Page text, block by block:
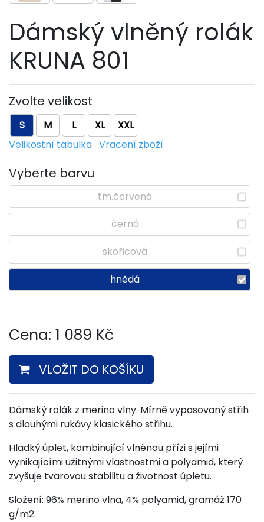
Dámský vlněný rolák
KRUNA 801
Zvolte velikost
S M L XL
XXL
Velikostní tabulka Vracení zboží
Vyberte barvu
tm.červená
černá
skořicová
hnědá
Cena: 1 089 Kč
VLOŽIT DO KOŠÍKU
Dámský rolák z merino vlny. Mírně vypasovaný střih
s dlouhými rukávy klasického střihu.
Hladký úplet, kombinující vlněnou přízi s jejími
vynikajícími užitnými vlastnostmi a polyamid, který
zvyšuje tvarovou stabilitu a životnost úpletu.
Složení: 96% merino vlna, 4% polyamid, gramáž 170
g/m2.